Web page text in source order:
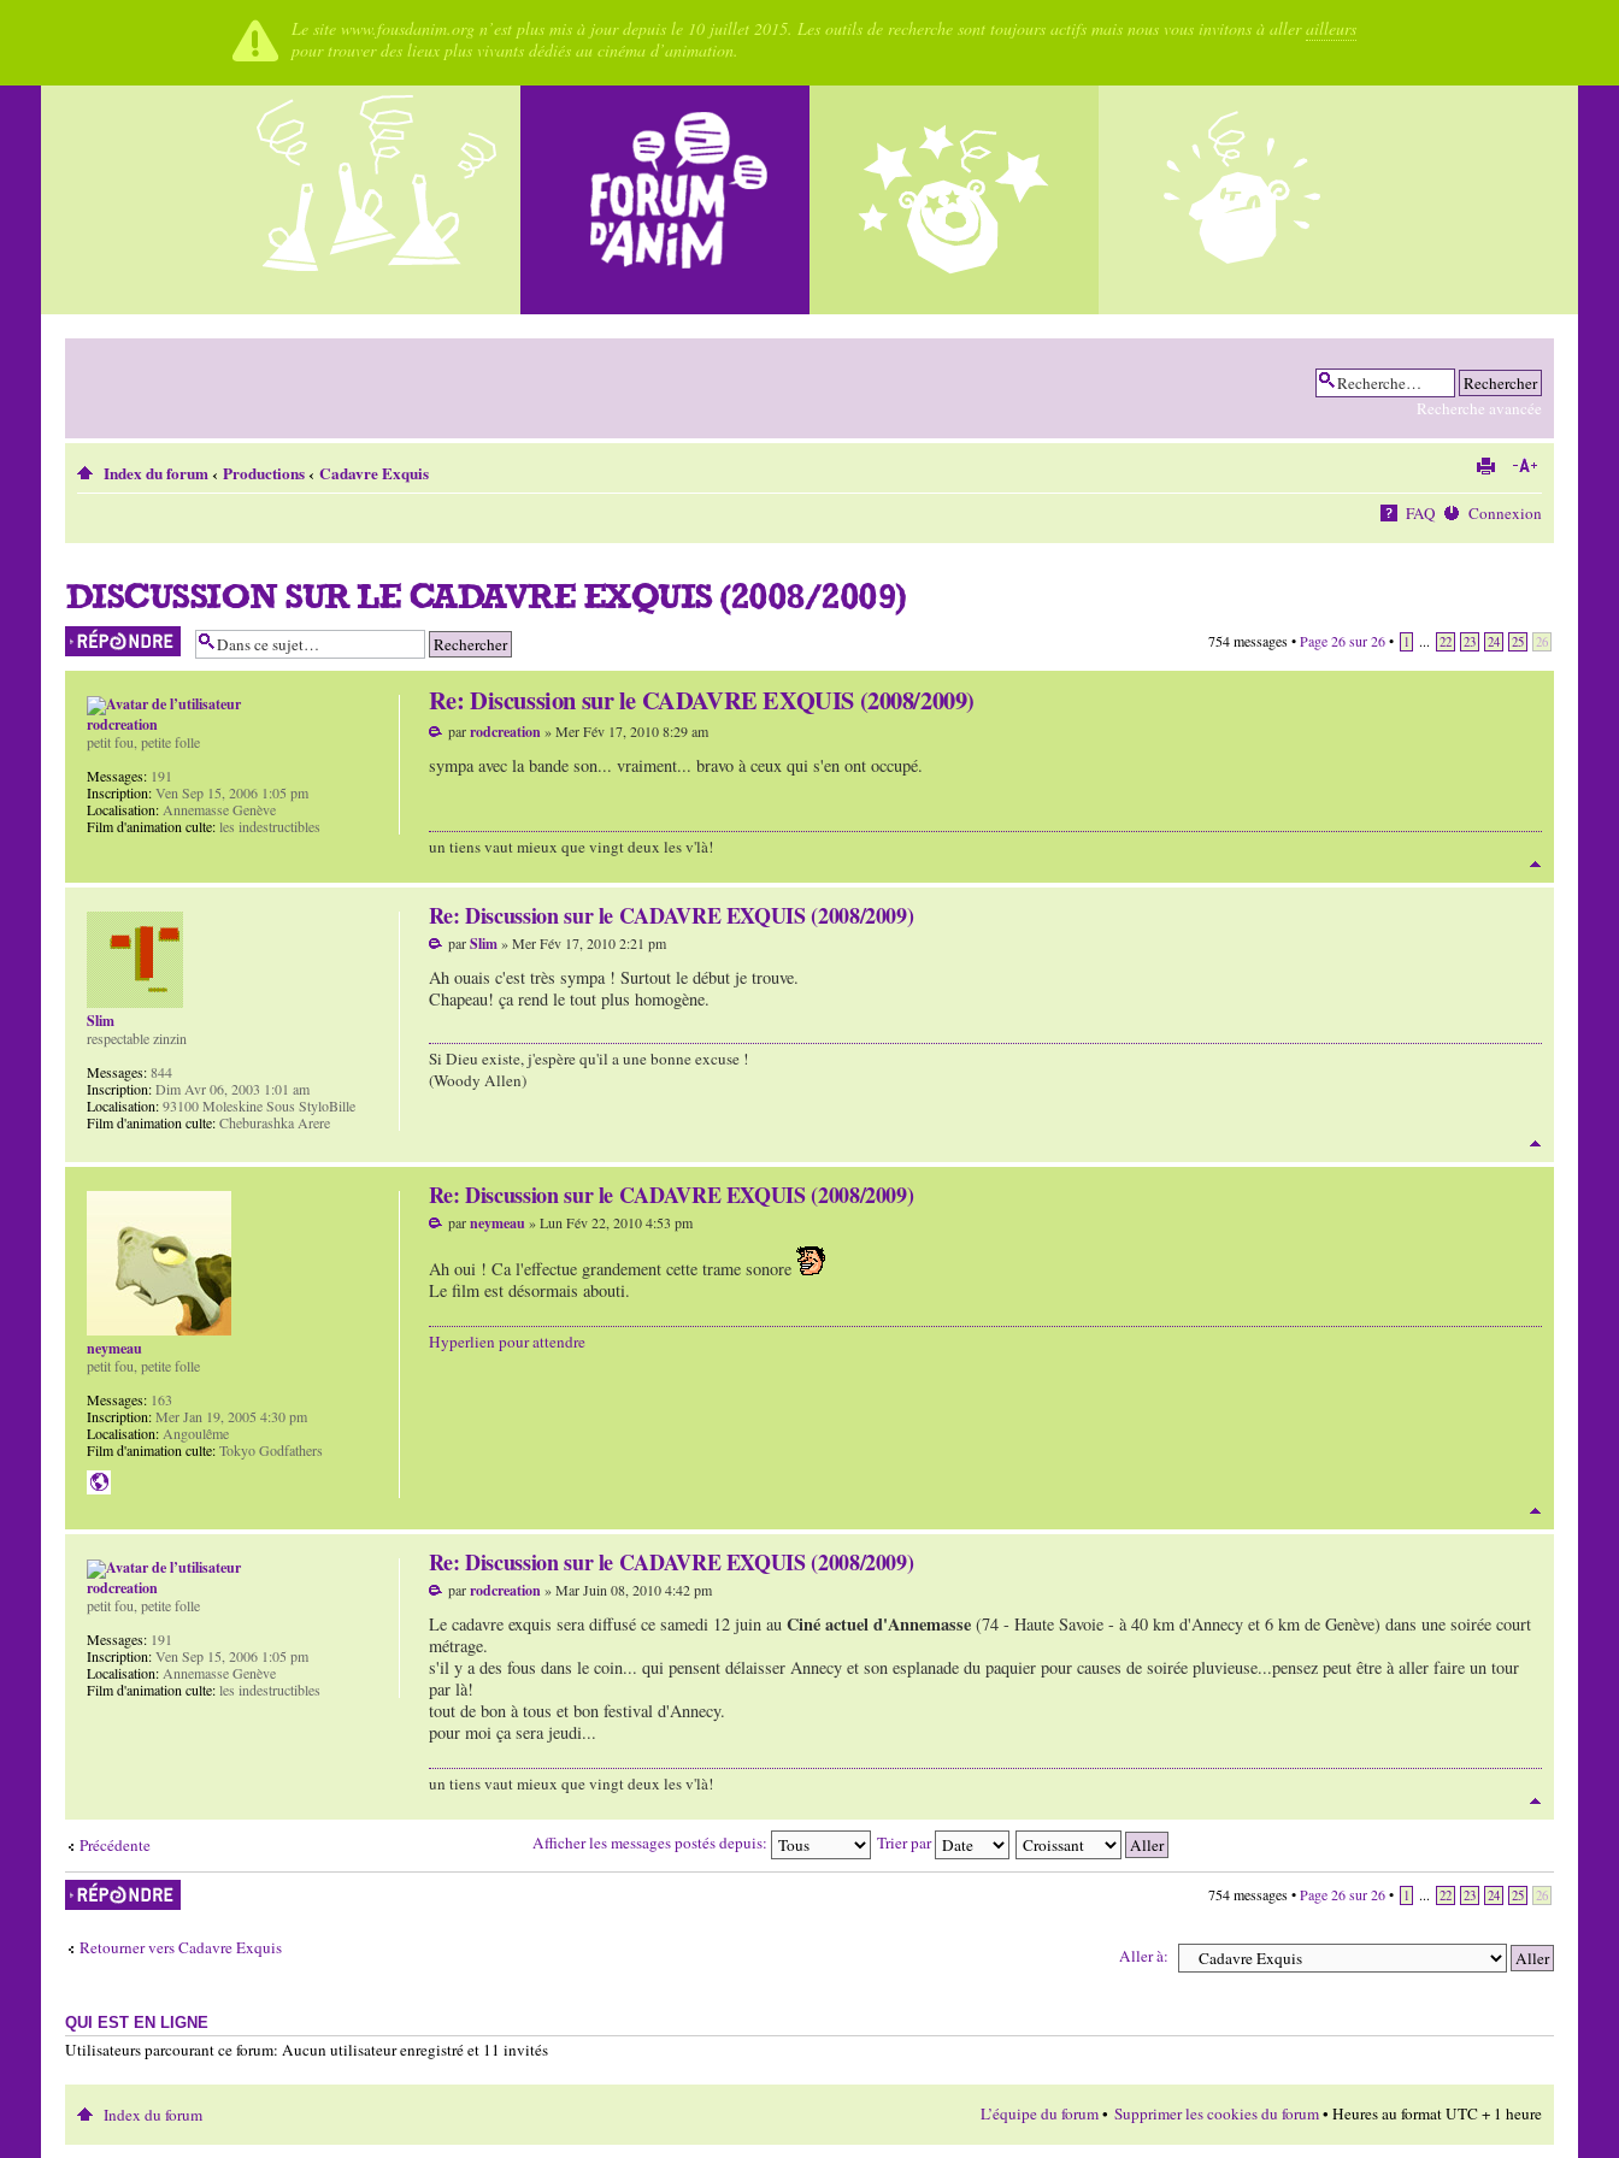
Le site www.fousdanim.org n’est plus mis à jour depuis le 10 juillet 2015. Les outils de recherche sont toujours actifs mais nous vous invitons à allerailleurs
pour trouver des lieux plus vivants dédiés au cinéma d’animation.
Recherche avancée
Index du forum‹ Productions‹ Cadavre Exquis
FAQ Connexion
DISCUSSION SUR LE CADAVRE EXQUIS (2008/2009)
Répondre 754 messages •Page26sur26• 1 ... 22 23 24 25 26
Re: Discussion sur le CADAVRE EXQUIS (2008/2009)
parrodcreation » Mer Fév 17, 2010 8:29 am
sympa avec la bande son... vraiment... bravo à ceux qui s'en ont occupé.
un tiens vaut mieux que vingt deux les v'là!
rodcreation
petit fou, petite folle
Messages:191
Inscription:Ven Sep 15, 2006 1:05 pm
Localisation:Annemasse Genève
Film d'animation culte:les indestructibles
Re: Discussion sur le CADAVRE EXQUIS (2008/2009)
parSlim» Mer Fév 17, 2010 2:21 pm
Ah ouais c'est très sympa ! Surtout le début je trouve.
Chapeau! ça rend le tout plus homogène.
Si Dieu existe, j'espère qu'il a une bonne excuse !
(Woody Allen)
Slim
respectable zinzin
Messages:844
Inscription:Dim Avr 06, 2003 1:01 am
Localisation:93100 Moleskine Sous StyloBille
Film d'animation culte:Cheburashka Arere
Re: Discussion sur le CADAVRE EXQUIS (2008/2009)
parneymeau» Lun Fév 22, 2010 4:53 pm
Ah oui ! Ca l'effectue grandement cette trame sonore
Le film est désormais abouti.
Hyperlien pour attendre
neymeau
petit fou, petite folle
Messages:163
Inscription:Mer Jan 19, 2005 4:30 pm
Localisation:Angoulême
Film d'animation culte:Tokyo Godfathers
Re: Discussion sur le CADAVRE EXQUIS (2008/2009)
parrodcreation» Mar Juin 08, 2010 4:42 pm
Le cadavre exquis sera diffusé ce samedi 12 juin au Ciné actuel d'Annemasse (74 - Haute Savoie - à 40 km d'Annecy et 6 km de Genève) dans une soirée court
métrage.
s'il y a des fous dans le coin... qui pensent délaisser Annecy et son esplanade du paquier pour causes de soirée pluvieuse...pensez peut être à aller faire un tour
par là!
tout de bon à tous et bon festival d'Annecy.
pour moi ça sera jeudi...
un tiens vaut mieux que vingt deux les v'là!
rodcreation
petit fou, petite folle
Messages:191
Inscription:Ven Sep 15, 2006 1:05 pm
Localisation:Annemasse Genève
Film d'animation culte:les indestructibles
Précédente Afficher les messages postés depuis: Trier par
Répondre 754 messages •Page26sur26• 1 ... 22 23 24 25 26
Retourner vers Cadavre Exquis Aller à:
QUI EST EN LIGNE
Utilisateurs parcourant ce forum: Aucun utilisateur enregistré et 11 invités
Index du forum L’équipe du forum• Supprimer les cookies du forum• Heures au format UTC + 1 heure